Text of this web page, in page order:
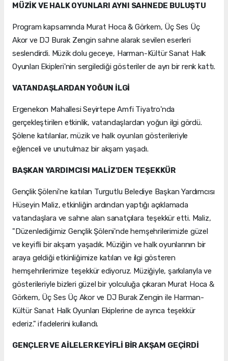
MÜZİK VE HALK OYUNLARI AYNI SAHNEDE BULUŞTU
Program kapsamında Murat Hoca & Görkem, Üç Ses Üç
Akor ve DJ Burak Zengin sahne alarak sevilen eserleri
seslendirdi. Müzik dolu geceye, Harman-Kültür Sanat Halk
Oyunları Ekipleri'nin sergilediği gösteriler de ayrı bir renk kattı.
VATANDAŞLARDAN YOĞUN İLGİ
Ergenekon Mahallesi Seyirtepe Amfi Tiyatro'nda
gerçekleştirilen etkinlik, vatandaşlardan yoğun ilgi gördü.
Şölene katılanlar, müzik ve halk oyunları gösterileriyle
eğlenceli ve unutulmaz bir akşam yaşadı.
BAŞKAN YARDIMCISI MALİZ'DEN TEŞEKKÜR
Gençlik Şöleni'ne katılan Turgutlu Belediye Başkan Yardımcısı
Hüseyin Maliz, etkinliğin ardından yaptığı açıklamada
vatandaşlara ve sahne alan sanatçılara teşekkür etti. Maliz,
"Düzenlediğimiz Gençlik Şöleni'nde hemşehrilerimizle güzel
ve keyifli bir akşam yaşadık. Müziğin ve halk oyunlarının bir
araya geldiği etkinliğimize katılan ve ilgi gösteren
hemşehrilerimize teşekkür ediyoruz. Müziğiyle, şarkılarıyla ve
gösterileriyle bizleri güzel bir yolculuğa çıkaran Murat Hoca &
Görkem, Üç Ses Üç Akor ve DJ Burak Zengin ile Harman-
Kültür Sanat Halk Oyunları Ekiplerine de ayrıca teşekkür
ederiz." ifadelerini kullandı.
GENÇLER VE AİLELER KEYİFLİ BİR AKŞAM GEÇİRDİ